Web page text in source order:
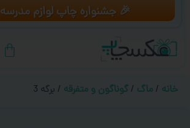
🎉 جشنواره چاپ لوازم مدرسه
خانه / ماگ / گوناگون و متفرقه / برگه 3